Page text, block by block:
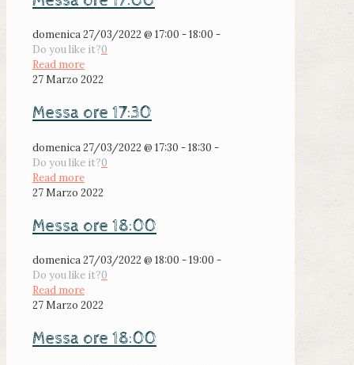
domenica 27/03/2022 @ 17:00 - 18:00 -
Do you like it?0
Read more
27 Marzo 2022
Messa ore 17:30
domenica 27/03/2022 @ 17:30 - 18:30 -
Do you like it?0
Read more
27 Marzo 2022
Messa ore 18:00
domenica 27/03/2022 @ 18:00 - 19:00 -
Do you like it?0
Read more
27 Marzo 2022
Messa ore 18:00